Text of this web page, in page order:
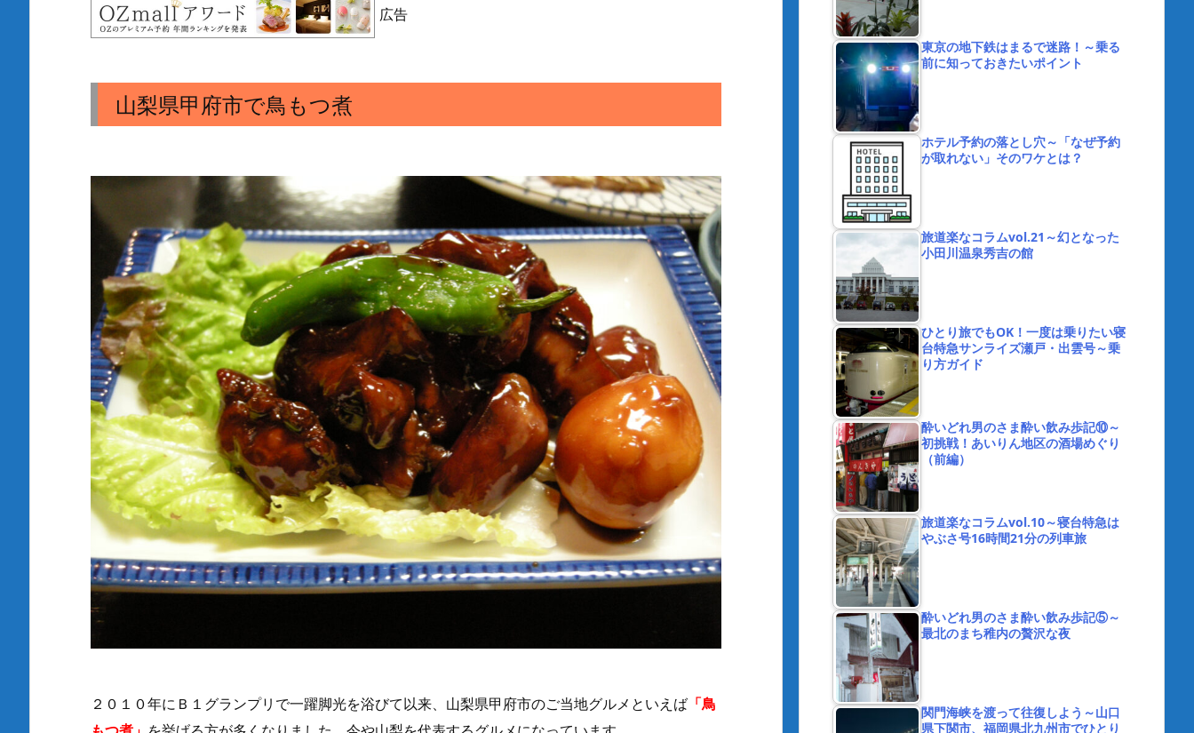
広告
山梨県甲府市で鳥もつ煮
２０１０年にＢ１グランプリで一躍脚光を浴びて以来、山梨県甲府市のご当地グルメといえば 「鳥
東京の地下鉄はまるで迷路！～乗る
前に知っておきたいポイント
ホテル予約の落とし穴～「なぜ予約
が取れない」そのワケとは？
旅道楽なコラムvol.21～幻となった
小田川温泉秀吉の館
ひとり旅でもOK！一度は乗りたい寝
台特急サンライズ瀬戸・出雲号～乗
り方ガイド
酔いどれ男のさま酔い飲み歩記⑩～
初挑戦！あいりん地区の酒場めぐり
（前編）
旅道楽なコラムvol.10～寝台特急は
やぶさ号16時間21分の列車旅
酔いどれ男のさま酔い飲み歩記⑤～
最北のまち稚内の贅沢な夜
関門海峡を渡って往復しよう～山口
県下関市、福岡県北九州市でひとり